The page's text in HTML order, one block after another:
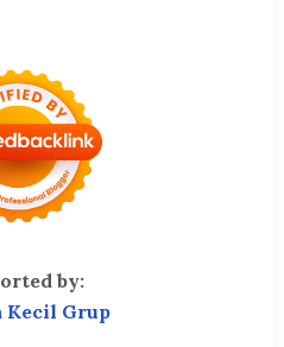
by:
Kecil Grup